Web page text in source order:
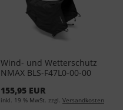
Wind- und Wetterschutz
NMAX BLS-F47L0-00-00
155,95 EUR
inkl. 19 % MwSt. zzgl. Versandkosten